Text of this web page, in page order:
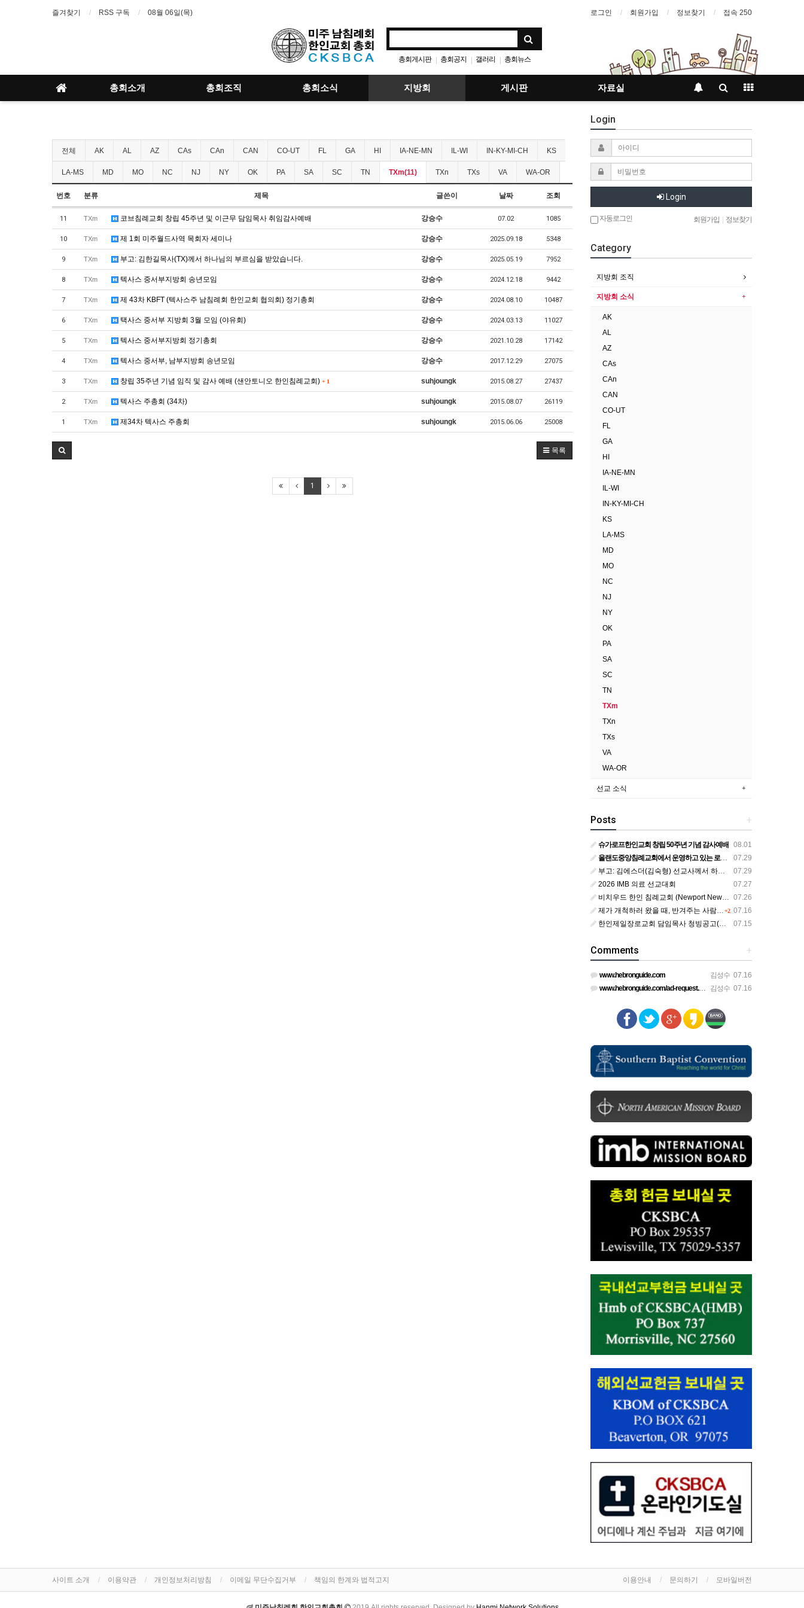
즐겨찾기 RSS 구독 08월 06일(목) 로그인 회원가입 정보찾기 접속 250
총회게시판 | 총회공지 | 갤러리 | 총회뉴스
총회소개 총회조직 총회소식 지방회 게시판 자료실
전체 AK AL AZ CAs CAn CAN CO-UT FL GA HI IA-NE-MN IL-WI IN-KY-MI-CH KS
LA-MS MD MO NC NJ NY OK PA SA SC TN TXm(11) TXn TXs VA WA-OR
번호 분류 제목 글쓴이 날짜 조회
11 TXm 코브침례교회 창립 45주년 및 이근무 담임목사 취임감사예배 강승수 07.02 1085
10 TXm 제 1회 미주월드사역 목회자 세미나 강승수 2025.09.18 5348
9 TXm 부고: 김한길목사(TX)께서 하나님의 부르심을 받았습니다. 강승수 2025.05.19 7952
8 TXm 텍사스 중서부지방회 송년모임 강승수 2024.12.18 9442
7 TXm 제 43차 KBFT (텍사스주 남침례회 한인교회 협의회) 정기총회 강승수 2024.08.10 10487
6 TXm 택사스 중서부 지방회 3월 모임 (야유회) 강승수 2024.03.13 11027
5 TXm 텍사스 중서부지방회 정기총회 강승수 2021.10.28 17142
4 TXm 텍사스 중서부, 남부지방회 송년모임 강승수 2017.12.29 27075
3 TXm 창립 35주년 기념 임직 및 감사 예배 (샌안토니오 한인침례교회) + 1 suhjoungk 2015.08.27 27437
2 TXm 텍사스 주총회 (34차) suhjoungk 2015.08.07 26119
1 TXm 제34차 텍사스 주총회 suhjoungk 2015.06.06 25008
목록
1
Login
Login
자동로그인 회원가입 정보찾기
Category
지방회 조직
지방회 소식
AK
AL
AZ
CAs
CAn
CAN
CO-UT
FL
GA
HI
IA-NE-MN
IL-WI
IN-KY-MI-CH
KS
LA-MS
MD
MO
NC
NJ
NY
OK
PA
SA
SC
TN
TXm
TXn
TXs
VA
WA-OR
선교 소식
+
Posts
08.01
슈가로프한인교회 창립 50주년 기념 감사예배
07.29
올랜도중앙침례교회에서 운영하고 있는 로뎀선교관을 소개해 드립니다
07.29
부고: 김에스더(김숙형) 선교사께서 하나님의 부르심을 받았습니다.
07.27
2026 IMB 의료 선교대회
07.26
비치우드 한인 침례교회 (Newport News, Virginia) 담임목사 청빙
+2 07.16
제가 개척하러 왔을 때, 반겨주는 사람이 없었습니다.
07.15
한인제일장로교회 담임목사 청빙공고(교단 변경 가능한 교회)
+
Comments
김성수 07.16
www.hebronguide.com
김성수 07.16
www.hebronguide.com/ad-request.html
사이트 소개 이용약관 개인정보처리방침 이메일 무단수집거부 책임의 한계와 법적고지 이용안내 문의하기 모바일버전